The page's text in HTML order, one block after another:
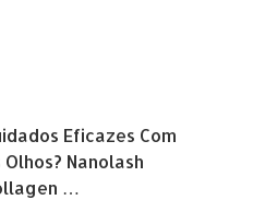
Eficazes Com
Olhos? Nanolash
…